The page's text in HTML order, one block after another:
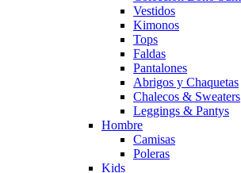
Vestidos
Kimonos
Tops
Faldas
Pantalones
Abrigos y Chaquetas
Chalecos & Sweaters
Leggings & Pantys
Hombre
Camisas
Poleras
Kids